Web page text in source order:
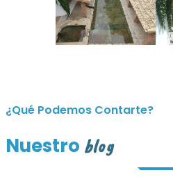
¿Qué Podemos Contarte?
Nuestro blog